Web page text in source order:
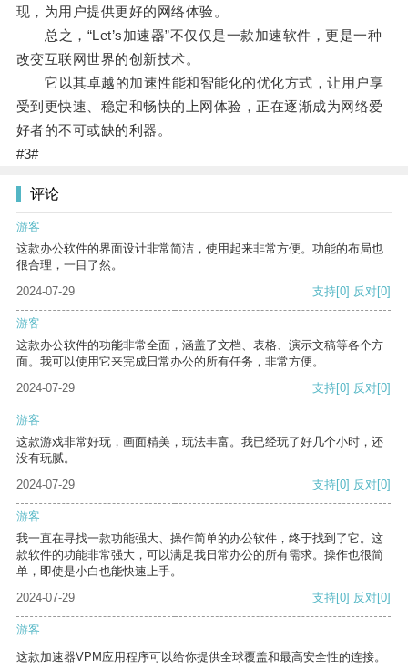
现，为用户提供更好的网络体验。
总之，“Let’s加速器”不仅仅是一款加速软件，更是一种
改变互联网世界的创新技术。
它以其卓越的加速性能和智能化的优化方式，让用户享
受到更快速、稳定和畅快的上网体验，正在逐渐成为网络爱
好者的不可或缺的利器。
#3#
评论
游客
这款办公软件的界面设计非常简洁，使用起来非常方便。功能的布局也
很合理，一目了然。
2024-07-29
支持[0] 反对[0]
游客
这款办公软件的功能非常全面，涵盖了文档、表格、演示文稿等各个方
面。我可以使用它来完成日常办公的所有任务，非常方便。
2024-07-29
支持[0] 反对[0]
游客
这款游戏非常好玩，画面精美，玩法丰富。我已经玩了好几个小时，还
没有玩腻。
2024-07-29
支持[0] 反对[0]
游客
我一直在寻找一款功能强大、操作简单的办公软件，终于找到了它。这
款软件的功能非常强大，可以满足我日常办公的所有需求。操作也很简
单，即使是小白也能快速上手。
2024-07-29
支持[0] 反对[0]
游客
这款加速器VPM应用程序可以给你提供全球覆盖和最高安全性的连接。